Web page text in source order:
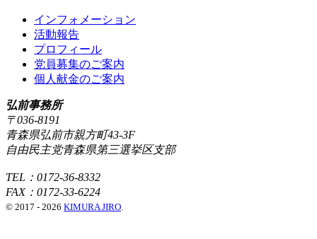
インフォメーション
活動報告
プロフィール
党員募集のご案内
個人献金のご案内
弘前事務所
〒036-8191
青森県弘前市親方町43-3F
自由民主党青森県第三選挙区支部
TEL：0172-36-8332
FAX：0172-33-6224
© 2017 - 2026 KIMURA JIRO